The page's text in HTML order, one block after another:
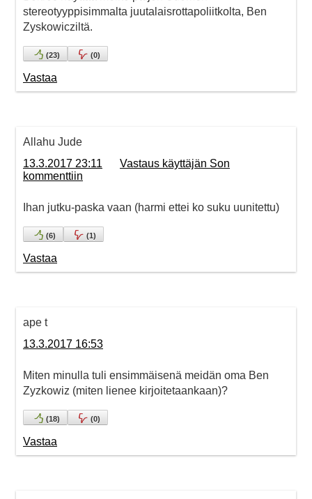
stereotyyppisimmalta juutalaisrottapoliitkolta, Ben
Zyskowicziltä.
(23) (0)
Vastaa
Allahu Jude
13.3.2017 23:11
Vastaus käyttäjän Son
kommenttiin
Ihan jutku-paska vaan (harmi ettei ko suku uunitettu)
(6) (1)
Vastaa
ape t
13.3.2017 16:53
Miten minulla tuli ensimmäisenä meidän oma Ben
Zyzkowiz (miten lienee kirjoitetaankaan)?
(18) (0)
Vastaa